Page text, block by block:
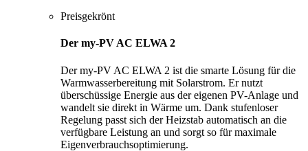
Preisgekrönt
Der my-PV AC ELWA 2
Der my-PV AC ELWA 2 ist die smarte Lösung für die
Warmwasserbereitung mit Solarstrom. Er nutzt
überschüssige Energie aus der eigenen PV-Anlage und
wandelt sie direkt in Wärme um. Dank stufenloser
Regelung passt sich der Heizstab automatisch an die
verfügbare Leistung an und sorgt so für maximale
Eigenverbrauchsoptimierung.